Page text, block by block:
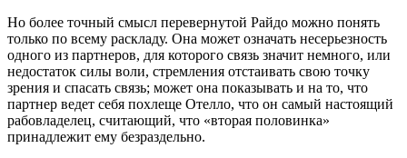
Но более точный смысл перевернутой Райдо можно понять
только по всему раскладу. Она может означать несерьезность
одного из партнеров, для которого связь значит немного, или
недостаток силы воли, стремления отстаивать свою точку
зрения и спасать связь; может она показывать и на то, что
партнер ведет себя похлеще Отелло, что он самый настоящий
рабовладелец, считающий, что «вторая половинка»
принадлежит ему безраздельно.